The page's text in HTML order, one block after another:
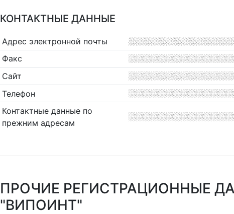
КОНТАКТНЫЕ ДАННЫЕ
Адрес электронной почты
Факс
Сайт
Телефон
Контактные данные по
прежним адресам
ПРОЧИЕ РЕГИСТРАЦИОННЫЕ
"ВИПОИНТ"